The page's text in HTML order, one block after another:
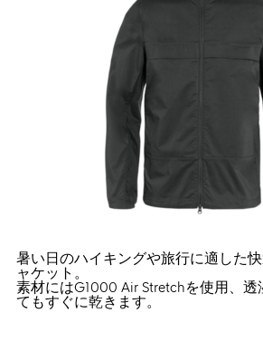
暑い日のハイキングや旅行に適した
ャケット。
素材にはG1000 Air Stretchを使用、
てもすぐに乾きます。